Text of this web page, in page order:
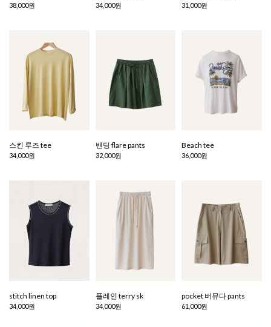
38,000원 34,000원 31,000원
스킨 루즈 tee
34,000원
밴딩 flare pants
32,000원
Beach tee
36,000원
stitch linen top
34,000원
플레인 terry sk
34,000원
pocket 버뮤다 pants
61,000원